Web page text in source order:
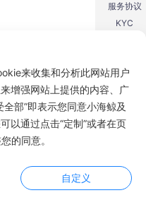
服务协议
KYC
ROOM
来收集和分析此网站用户
增强网站上提供的内容、广
部”即表示您同意小海鲸及
以通过点击“定制”或者在页
的同意。
自定义